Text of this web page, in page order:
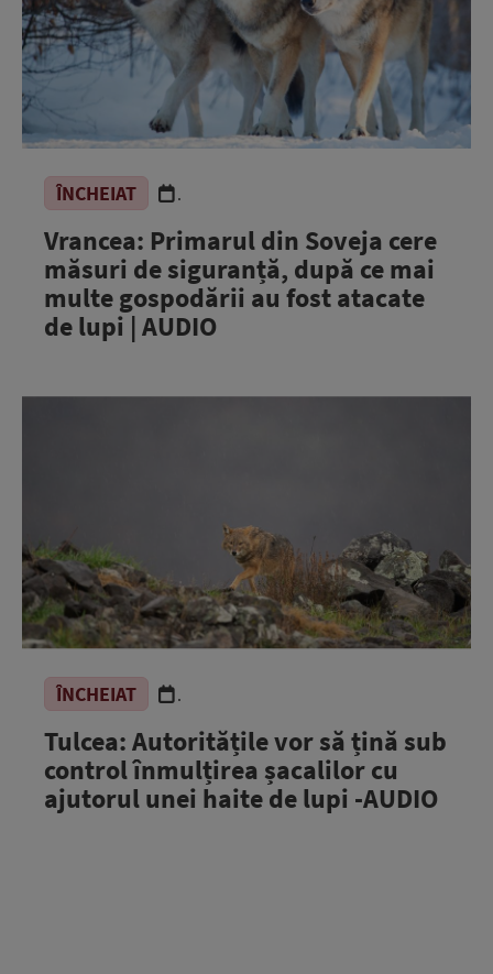
ÎNCHEIAT .
Vrancea: Primarul din Soveja cere
măsuri de siguranță, după ce mai
multe gospodării au fost atacate
de lupi | AUDIO
ÎNCHEIAT .
Tulcea: Autoritățile vor să țină sub
control înmulțirea șacalilor cu
ajutorul unei haite de lupi -AUDIO